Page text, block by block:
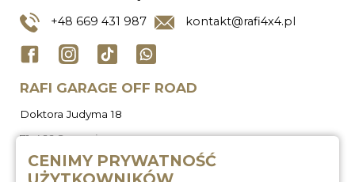
+48 669 431 987 kontakt@rafi4x4.pl
RAFI GARAGE OFF ROAD
Doktora Judyma 18
71-466 Szczecin
CENIMY PRYWATNOŚĆ